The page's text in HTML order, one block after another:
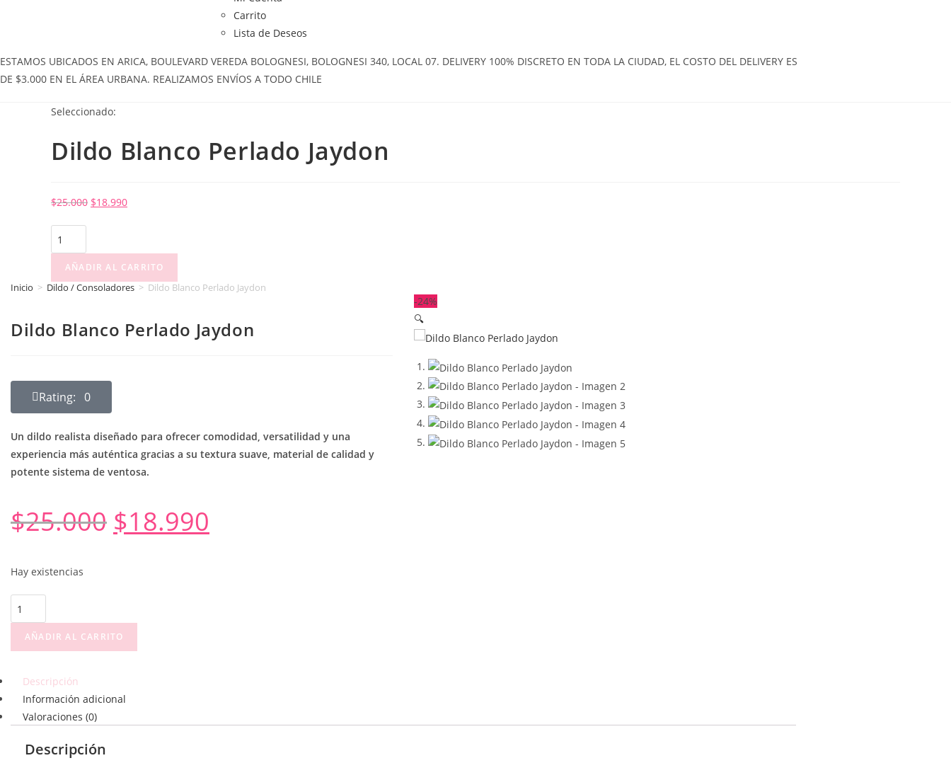
Carrito
Lista de Deseos
ESTAMOS UBICADOS EN ARICA, BOULEVARD VEREDA BOLOGNESI, BOLOGNESI 340, LOCAL 07. DELIVERY 100% DISCRETO EN TODA LA CIUDAD, EL COSTO DEL DELIVERY ES
DE $3.000 EN EL ÁREA URBANA. REALIZAMOS ENVÍOS A TODO CHILE
Seleccionado:
Dildo Blanco Perlado Jaydon
$25.000 $18.990
AÑADIR AL CARRITO
Inicio > Dildo / Consoladores > Dildo Blanco Perlado Jaydon
Dildo Blanco Perlado Jaydon
Rating: 0
Un dildo realista diseñado para ofrecer comodidad, versatilidad y una
experiencia más auténtica gracias a su textura suave, material de calidad y
potente sistema de ventosa.
$25.000 $18.990
Hay existencias
AÑADIR AL CARRITO
-24%
🔍
Descripción
Información adicional
Valoraciones (0)
Descripción